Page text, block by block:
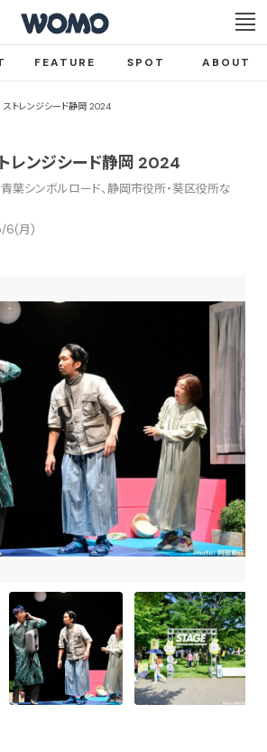
FEATURE SPOT ABOUT
ストレンジシード静岡 2024
トレンジシード静岡 2024
葉シンボルロード、静岡市役所・葵区役所な
6(月)